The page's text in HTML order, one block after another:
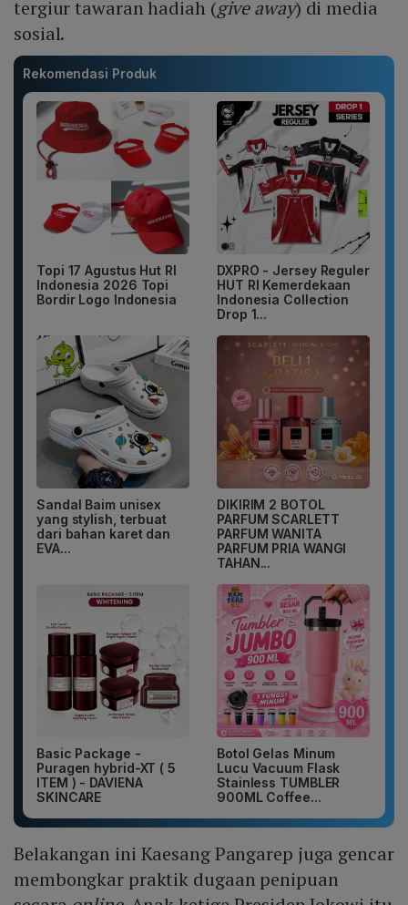
tergiur tawaran hadiah (give away) di media
sosial.
Rekomendasi Produk
Topi 17 Agustus Hut RI
Indonesia 2026 Topi
Bordir Logo Indonesia
DXPRO - Jersey Reguler
HUT RI Kemerdekaan
Indonesia Collection
Drop 1...
Sandal Baim unisex
yang stylish, terbuat
dari bahan karet dan
EVA...
DIKIRIM 2 BOTOL
PARFUM SCARLETT
PARFUM WANITA
PARFUM PRIA WANGI
TAHAN...
Basic Package -
Puragen hybrid-XT ( 5
ITEM ) - DAVIENA
SKINCARE
Botol Gelas Minum
Lucu Vacuum Flask
Stainless TUMBLER
900ML Coffee...
Belakangan ini Kaesang Pangarep juga gencar
membongkar praktik dugaan penipuan